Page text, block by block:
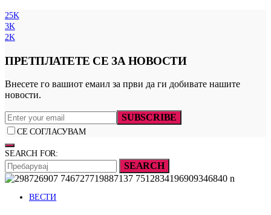
25K
3K
2K
ПРЕТПЛАТЕТЕ СЕ ЗА НОВОСТИ
Внесете го вашиот емаил за први да ги добивате нашите
новости.
SUBSCRIBE
СЕ СОГЛАСУВАМ
SEARCH FOR:
SEARCH
ВЕСТИ